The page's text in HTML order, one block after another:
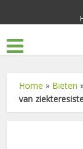
Home » Bieten
van